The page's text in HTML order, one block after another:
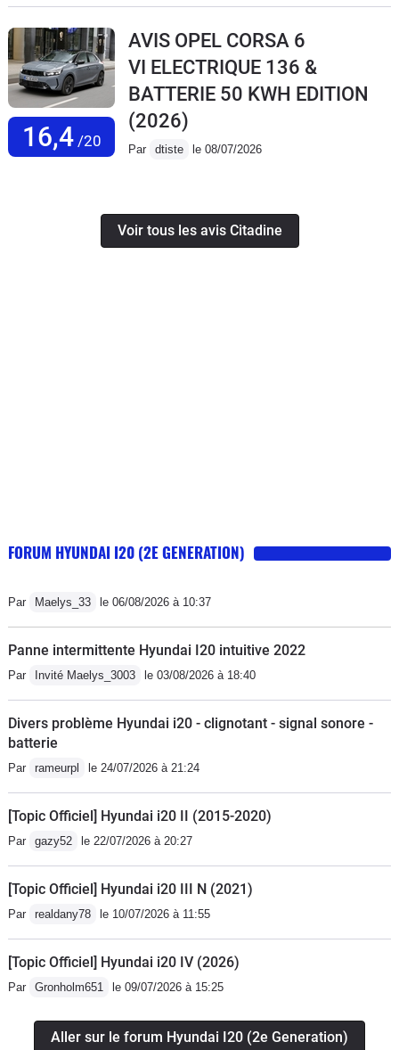
16,4/20
AVIS OPEL CORSA 6
VI ELECTRIQUE 136 &
BATTERIE 50 KWH EDITION
(2026)
Par dtiste le 08/07/2026
Voir tous les avis Citadine
FORUM HYUNDAI I20 (2E GENERATION)
Par Maelys_33 le 06/08/2026 à 10:37
Panne intermittente Hyundai I20 intuitive 2022
Par Invité Maelys_3003 le 03/08/2026 à 18:40
Divers problème Hyundai i20 - clignotant - signal sonore -
batterie
Par rameurpl le 24/07/2026 à 21:24
[Topic Officiel] Hyundai i20 II (2015-2020)
Par gazy52 le 22/07/2026 à 20:27
[Topic Officiel] Hyundai i20 III N (2021)
Par realdany78 le 10/07/2026 à 11:55
[Topic Officiel] Hyundai i20 IV (2026)
Par Gronholm651 le 09/07/2026 à 15:25
Aller sur le forum Hyundai I20 (2e Generation)